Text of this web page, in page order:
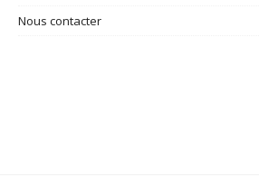
Nous contacter